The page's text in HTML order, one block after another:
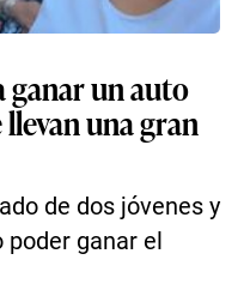
ganar un auto
una gran
de dos jóvenes y
ganar el